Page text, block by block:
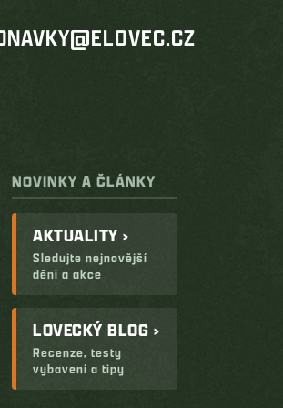
NOVINKY A ČLÁNKY
AKTUALITY ›
Sledujte nejnovější
dění a akce
LOVECKÝ BLOG ›
Recenze, testy
vybavení a tipy